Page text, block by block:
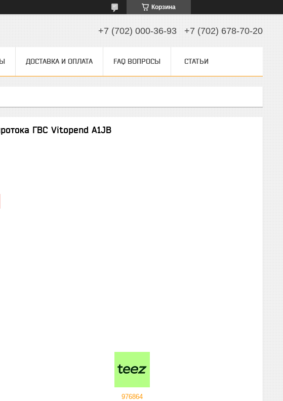
Корзина
+7 (702) 000-36-93 +7 (702) 678-70-20
ДОСТАВКА И ОПЛАТА FAQ ВОПРОСЫ СТАТЬИ
ГВС Vitopend A1JB
976864